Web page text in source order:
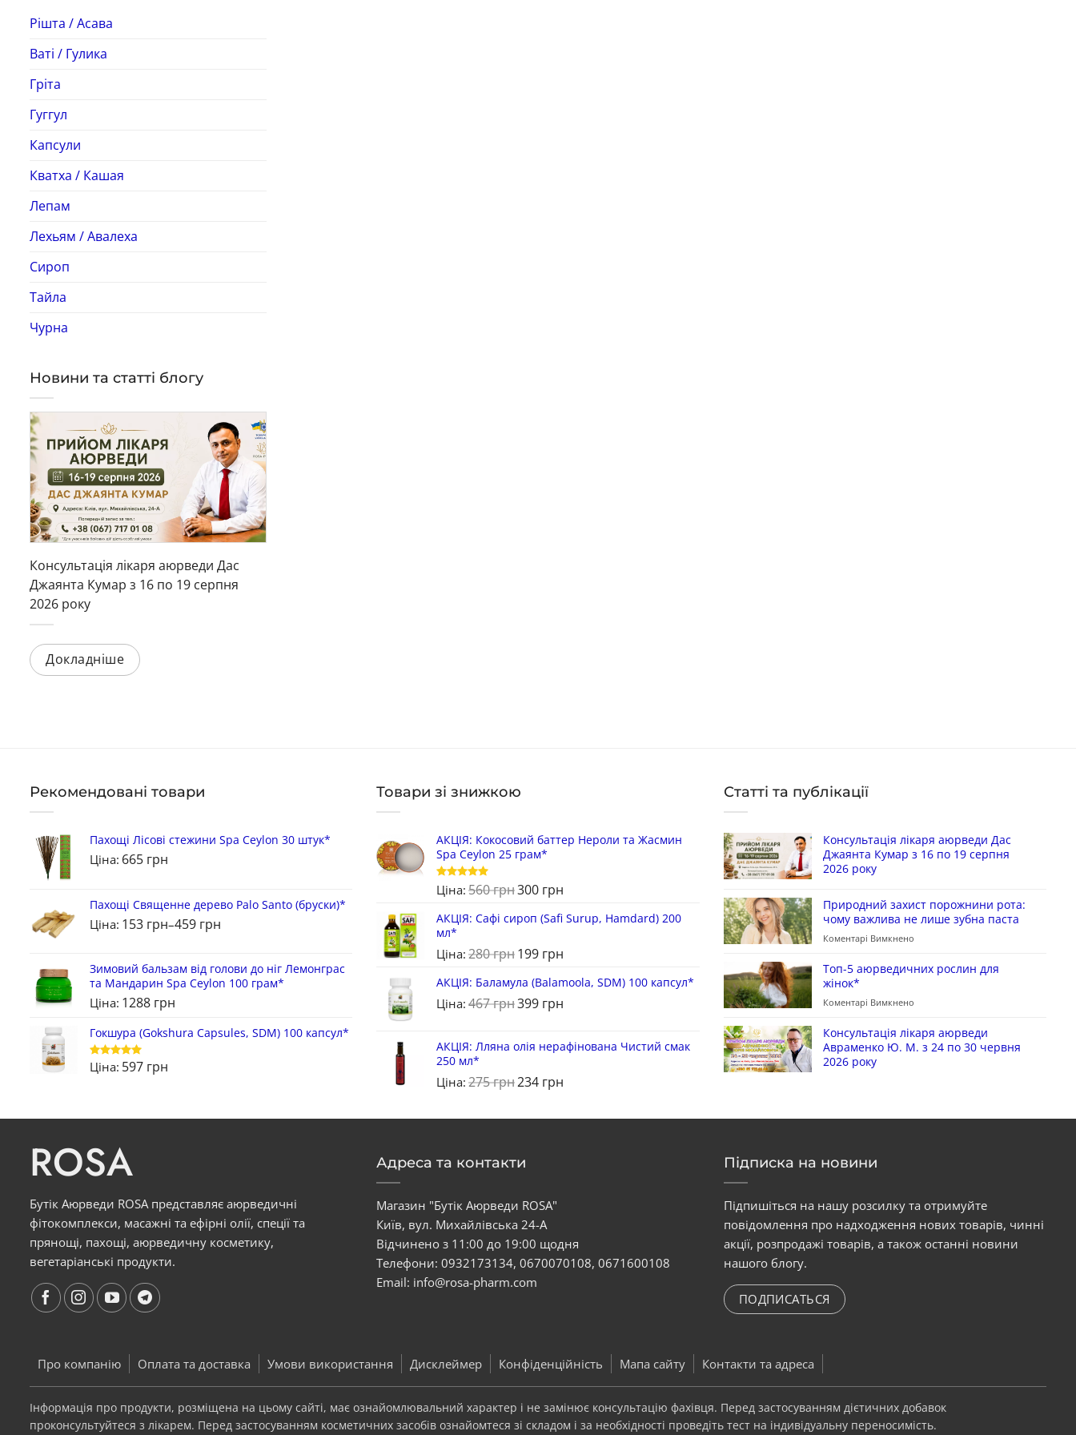
Рішта / Асава
Ваті / Гулика
Гріта
Гуггул
Капсули
Кватха / Кашая
Лепам
Лехьям / Авалеха
Сироп
Тайла
Чурна
Новини та статті блогу
Консультація лікаря аюрведи Дас
Джаянта Кумар з 16 по 19 серпня
2026 року
Докладніше
Рекомендовані товари
Пахощі Лісові стежини Spa Ceylon 30 штук*
Ціна: 665 грн
Пахощі Священне дерево Palo Santo (бруски)*
Ціна: 153 грн–459 грн
Зимовий бальзам від голови до ніг Лемонграс
та Мандарин Spa Ceylon 100 грам*
Ціна: 1288 грн
Гокшура (Gokshura Capsules, SDM) 100 капсул*
Оцінено в
з 5
Ціна: 597 грн
Товари зі знижкою
АКЦІЯ: Кокосовий баттер Нероли та Жасмин
Spa Ceylon 25 грам*
Оцінено в
5з 5
Ціна: 560грн300 грн
АКЦІЯ: Cафі сироп (Safi Surup, Hamdard) 200
мл*
Ціна: 280грн199 грн
АКЦІЯ: Баламула (Balamoola, SDM) 100 капсул*
Ціна: 467грн399 грн
АКЦІЯ: Лляна олія нерафінована Чистий смак
250 мл*
Ціна: 275грн234 грн
Статті та публікації
Консультація лікаря аюрведи Дас
Джаянта Кумар з 16 по 19 серпня
2026 року
Природний захист порожнини рота:
чому важлива не лише зубна паста
Коментарі Вимкнено
Топ-5 аюрведичних рослин для
жінок*
Коментарі Вимкнено
Консультація лікаря аюрведи
Авраменко Ю. М. з 24 по 30 червня
2026 року
ROSA
Бутік Аюрведи ROSA представляє аюрведичні
фітокомплекси, масажні та ефірні олії, спеції та
прянощі, пахощі, аюрведичну косметику,
вегетаріанські продукти.
Адреса та контакти
Магазин "Бутік Аюрведи ROSA"
Київ, вул. Михайлівська 24-А
Відчинено з 11:00 до 19:00 щодня
Телефони:0932173134,0670070108,0671600108
Email: info@rosa-pharm.com
Підписка на новини
Підпишіться на нашу розсилку та отримуйте
повідомлення про надходження нових товарів, чинні
акції, розпродажі товарів, а також останні новини
нашого блогу.
ПОДПИСАТЬСЯ
Про компанію Оплата та доставка Умови використання Дисклеймер Конфіденційність Мапа сайту Контакти та адреса
Інформація про продукти, розміщена на цьому сайті, має ознайомлювальний характер і не замінює консультацію фахівця. Перед застосуванням дієтичних добавок
проконсультуйтеся з лікарем. Перед застосуванням косметичних засобів ознайомтеся зі складом і за необхідності проведіть тест на індивідуальну переносимість.